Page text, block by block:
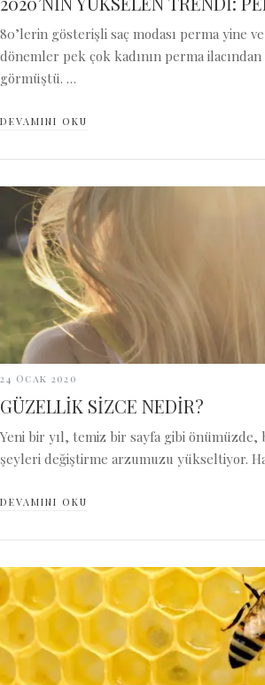
80’lerin gösterişli saç modası perma yine
dönemler pek çok kadının perma ilacından
görmüştü. …
DEVAMINI OKU
24 Ocak 2020
GÜZELLİK SİZCE NEDİR?
Yeni bir yıl, temiz bir sayfa gibi
şeyleri değiştirme arzumuzu yükseltiyor.
DEVAMINI OKU